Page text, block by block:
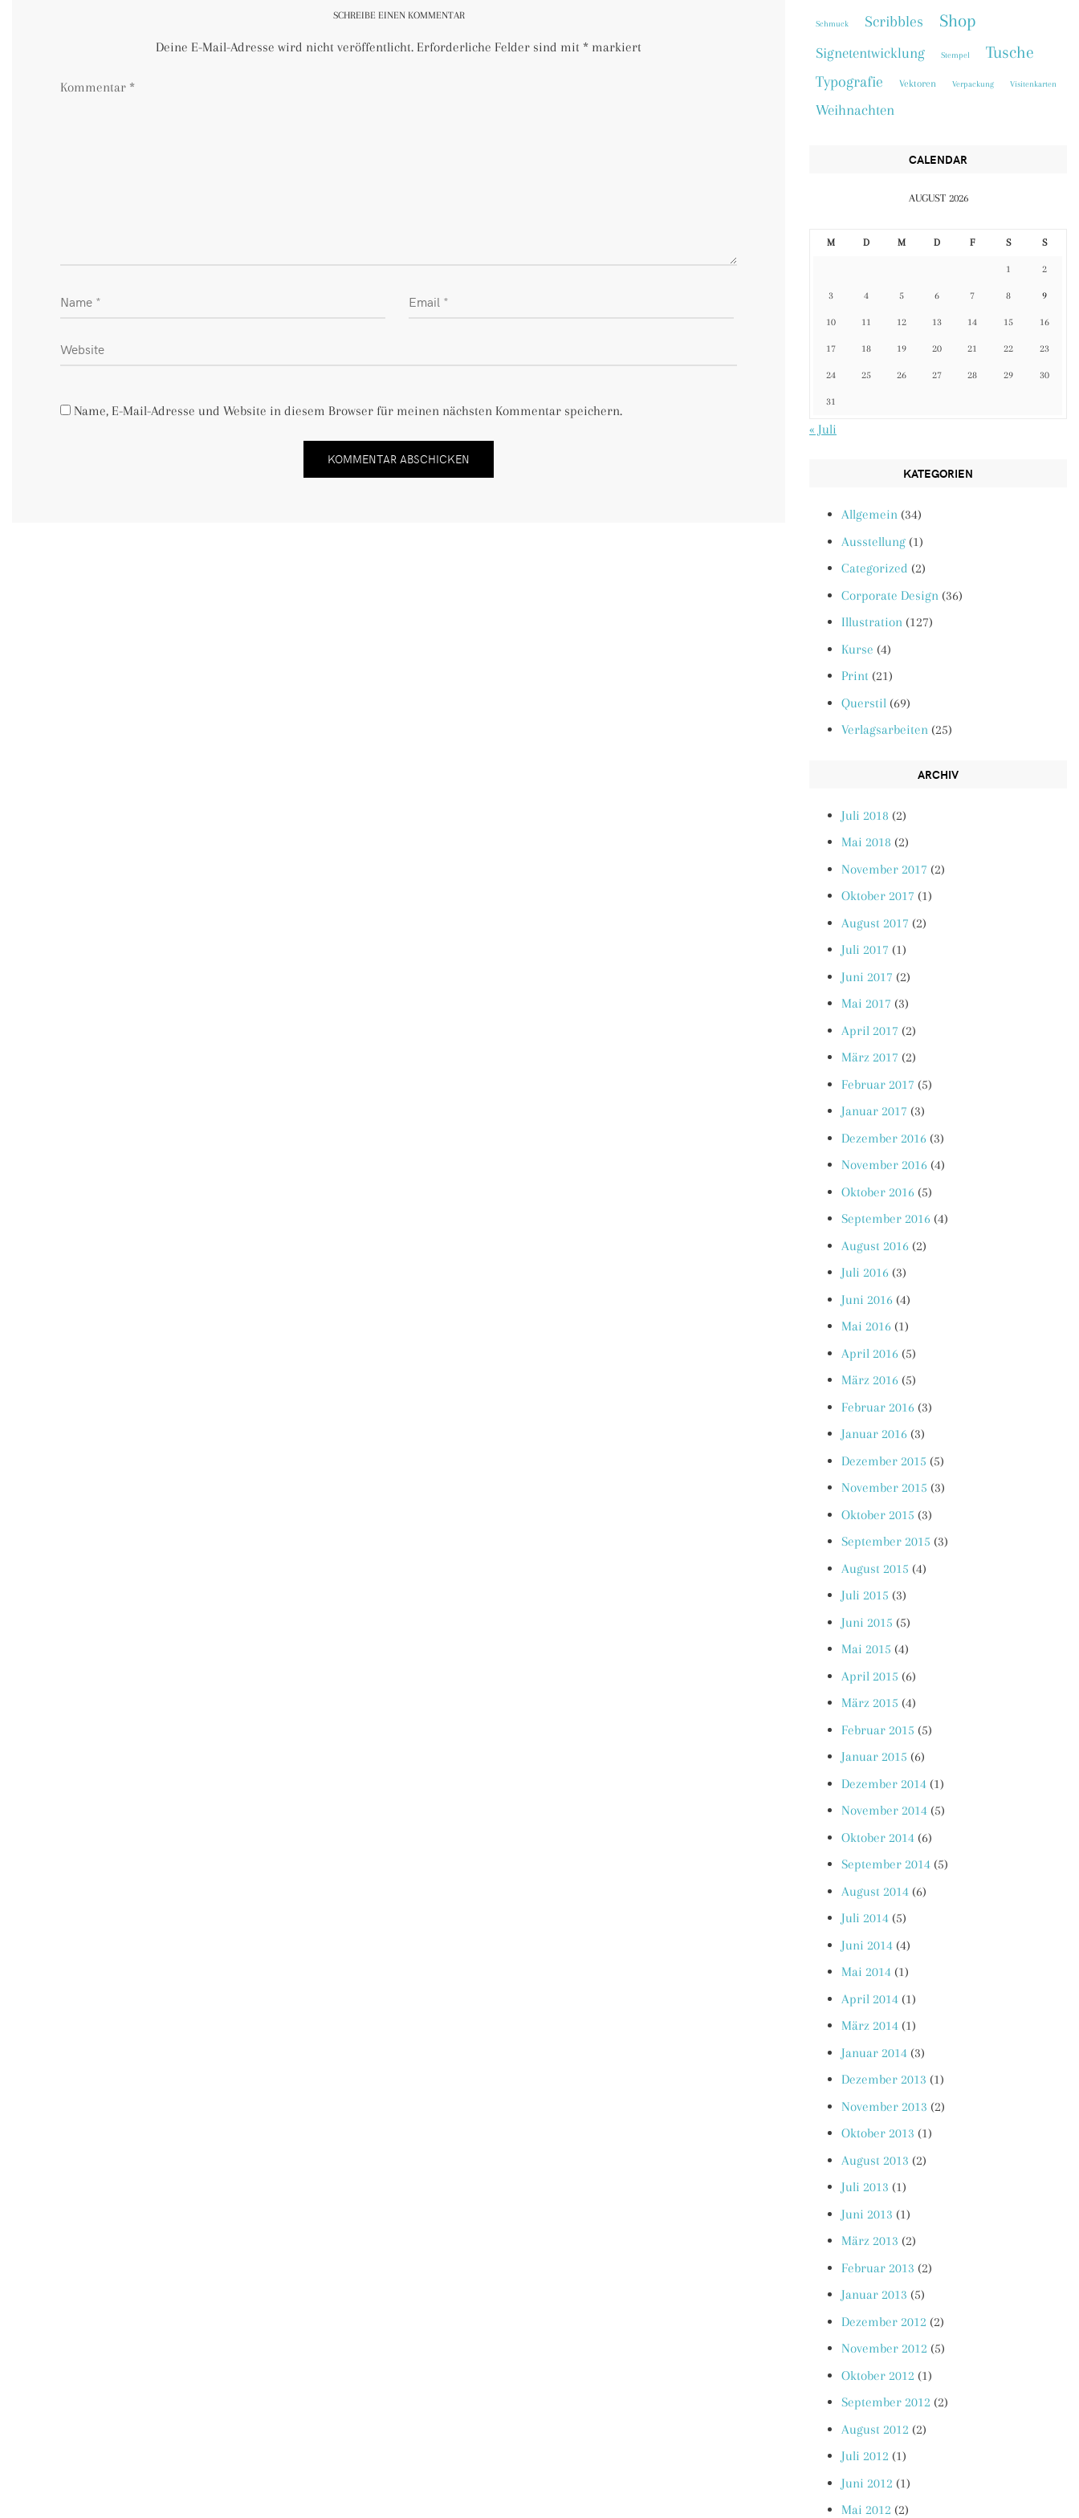
SCHREIBE EINEN KOMMENTAR
Deine E-Mail-Adresse wird nicht veröffentlicht. Erforderliche Felder sind mit * markiert
Kommentar *
Name, E-Mail-Adresse und Website in diesem Browser für meinen nächsten Kommentar speichern.
Schmuck Scribbles Shop
Signetentwicklung Stempel Tusche
Typografie Vektoren Verpackung Visitenkarten
Weihnachten
CALENDAR
AUGUST 2026
M D M D F S S
1 2
3 4 5 6 7 8 9
10 11 12 13 14 15 16
17 18 19 20 21 22 23
24 25 26 27 28 29 30
31
« Juli
KATEGORIEN
Allgemein (34)
Ausstellung (1)
Categorized (2)
Corporate Design (36)
Illustration (127)
Kurse (4)
Print (21)
Querstil (69)
Verlagsarbeiten (25)
ARCHIV
Juli 2018 (2)
Mai 2018 (2)
November 2017 (2)
Oktober 2017 (1)
August 2017 (2)
Juli 2017 (1)
Juni 2017 (2)
Mai 2017 (3)
April 2017 (2)
März 2017 (2)
Februar 2017 (5)
Januar 2017 (3)
Dezember 2016 (3)
November 2016 (4)
Oktober 2016 (5)
September 2016 (4)
August 2016 (2)
Juli 2016 (3)
Juni 2016 (4)
Mai 2016 (1)
April 2016 (5)
März 2016 (5)
Februar 2016 (3)
Januar 2016 (3)
Dezember 2015 (5)
November 2015 (3)
Oktober 2015 (3)
September 2015 (3)
August 2015 (4)
Juli 2015 (3)
Juni 2015 (5)
Mai 2015 (4)
April 2015 (6)
März 2015 (4)
Februar 2015 (5)
Januar 2015 (6)
Dezember 2014 (1)
November 2014 (5)
Oktober 2014 (6)
September 2014 (5)
August 2014 (6)
Juli 2014 (5)
Juni 2014 (4)
Mai 2014 (1)
April 2014 (1)
März 2014 (1)
Januar 2014 (3)
Dezember 2013 (1)
November 2013 (2)
Oktober 2013 (1)
August 2013 (2)
Juli 2013 (1)
Juni 2013 (1)
März 2013 (2)
Februar 2013 (2)
Januar 2013 (5)
Dezember 2012 (2)
November 2012 (5)
Oktober 2012 (1)
September 2012 (2)
August 2012 (2)
Juli 2012 (1)
Juni 2012 (1)
Mai 2012 (2)